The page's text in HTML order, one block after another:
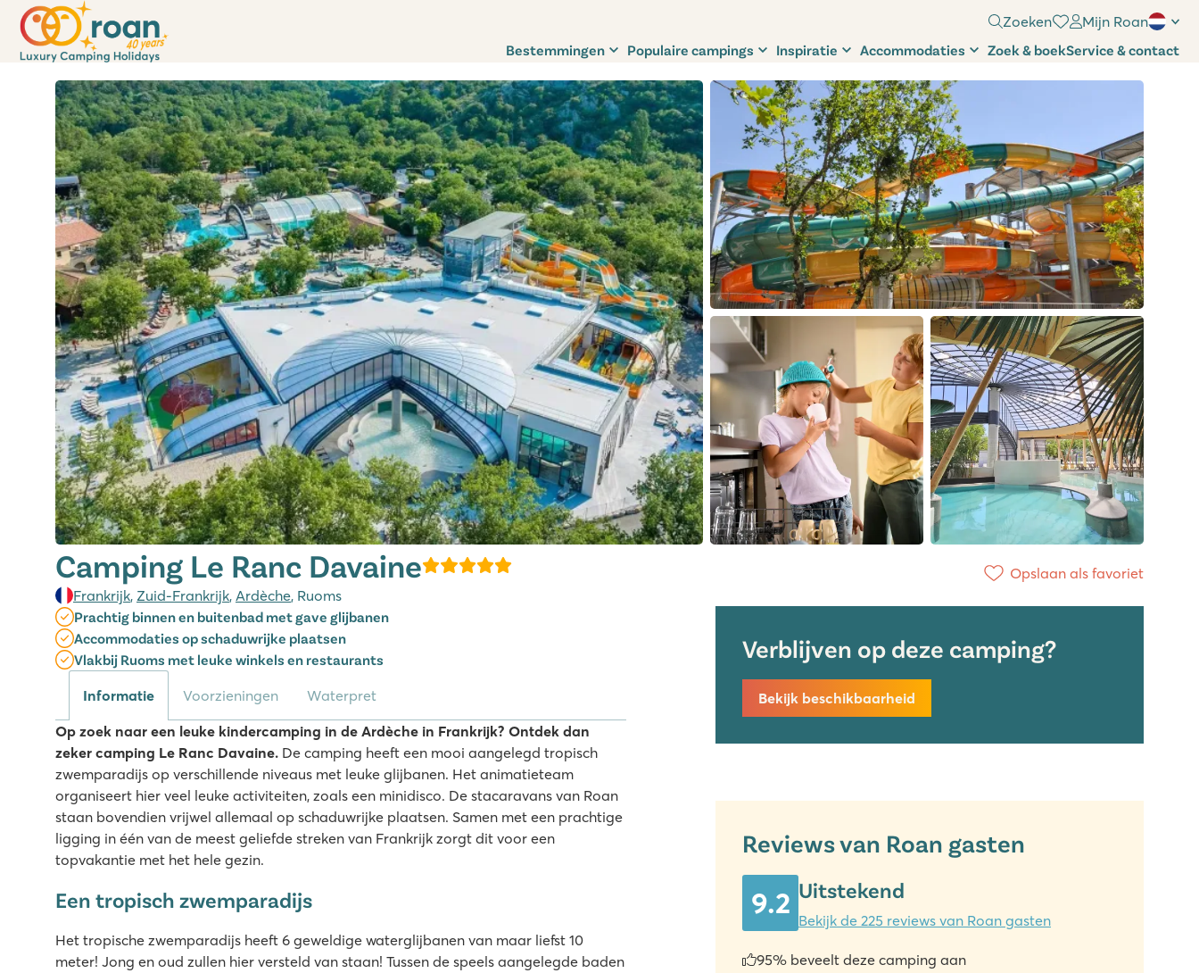
Zoeken Mijn Roan
Bestemmingen Populaire campings Inspiratie Accommodaties Zoek & boekService & contact
Camping Le Ranc Davaine
Frankrijk, Zuid-Frankrijk, Ardèche, Ruoms
Opslaan als favoriet
Verblijven op deze camping?
Bekijk beschikbaarheid
Reviews van Roan gasten
9.2 Uitstekend
Bekijk de 225 reviews van Roan gasten
95% beveelt deze camping aan
Prachtig binnen en buitenbad met gave glijbanen
Accommodaties op schaduwrijke plaatsen
Vlakbij Ruoms met leuke winkels en restaurants
Informatie Voorzieningen
Waterpret
Op zoek naar een leuke kindercamping in de Ardèche in Frankrijk? Ontdek dan
zeker camping Le Ranc Davaine. De camping heeft een mooi aangelegd tropisch
zwemparadijs op verschillende niveaus met leuke glijbanen. Het animatieteam
organiseert hier veel leuke activiteiten, zoals een minidisco. De stacaravans van Roan
staan bovendien vrijwel allemaal op schaduwrijke plaatsen. Samen met een prachtige
ligging in één van de meest geliefde streken van Frankrijk zorgt dit voor een
topvakantie met het hele gezin.
Een tropisch zwemparadijs
Het tropische zwemparadijs heeft 6 geweldige waterglijbanen van maar liefst 10
meter! Jong en oud zullen hier versteld van staan! Tussen de speels aangelegde baden